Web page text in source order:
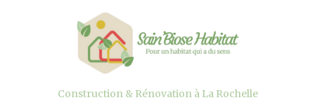
Construction & Rénovation à La Rochelle